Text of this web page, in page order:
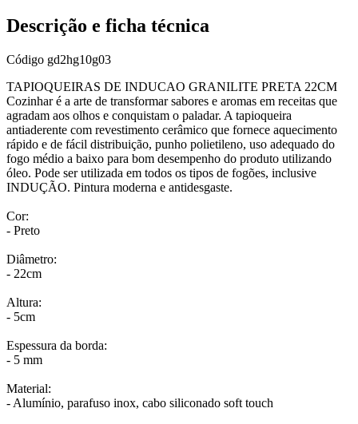
Descrição e ficha técnica
Código gd2hg10g03
TAPIOQUEIRAS DE INDUCAO GRANILITE PRETA 22CM
Cozinhar é a arte de transformar sabores e aromas em receitas que
agradam aos olhos e conquistam o paladar. A tapioqueira
antiaderente com revestimento cerâmico que fornece aquecimento
rápido e de fácil distribuição, punho polietileno, uso adequado do
fogo médio a baixo para bom desempenho do produto utilizando
óleo. Pode ser utilizada em todos os tipos de fogões, inclusive
INDUÇÃO. Pintura moderna e antidesgaste.
Cor:
- Preto
Diâmetro:
- 22cm
Altura:
- 5cm
Espessura da borda:
- 5 mm
Material:
- Alumínio, parafuso inox, cabo siliconado soft touch